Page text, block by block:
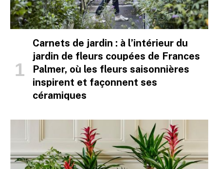
Carnets de jardin : à l’intérieur du
jardin de fleurs coupées de Frances
Palmer, où les fleurs saisonnières
inspirent et façonnent ses
céramiques